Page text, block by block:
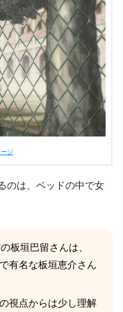
ージ
のは、ベッドの中で女
板垣巴留さんは、
有名な板垣恵介さん
視点からは少し理解